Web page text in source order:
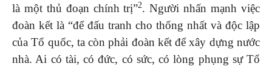
là một thủ đoạn chính trị”2. Người nhấn mạnh việc
đoàn kết là “để đấu tranh cho thống nhất và độc lập
của Tổ quốc, ta còn phải đoàn kết để xây dựng nước
nhà. Ai có tài, có đức, có sức, có lòng phụng sự Tổ